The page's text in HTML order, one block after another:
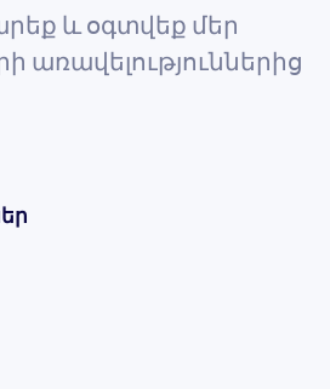
և օգտվեք մեր
առավելություններից